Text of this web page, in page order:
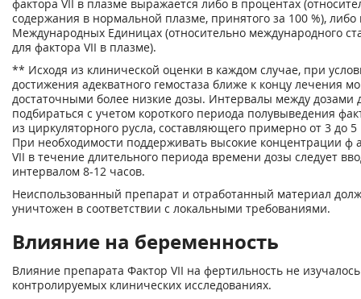
фактора VII в плазме выражается либо в процентах
содержания в нормальной плазме, принятого за 100 %), либо
Международных Единицах (относительно международного
для фактора VII в плазме).
** Исходя из клинической оценки в каждом случае, при
достижения адекватного гемостаза ближе к концу лечения
достаточными более низкие дозы. Интервалы между дозами
подбираться с учетом короткого периода полувыведения
из циркуляторного русла, составляющего примерно от 3 до 5
При необходимости поддерживать высокие концентрации ф
VII в течение длительного периода времени дозы следует
интервалом 8-12 часов.
Неиспользованный препарат и отработанный материал
уничтожен в соответствии с локальными требованиями.
Влияние на беременность
Влияние препарата Фактор VII на фертильность не
контролируемых клинических исследованиях.